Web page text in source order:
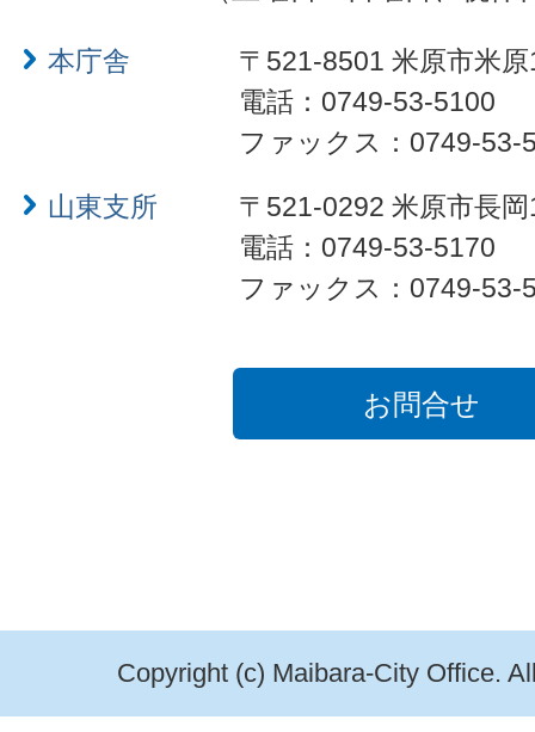
本庁舎
〒521-8501 米原市米
電話：0749-53-5100
ファックス：0749-53-
山東支所
〒521-0292 米原市長
電話：0749-53-5170
ファックス：0749-53-
お問合せ
Copyright (c) Maibara-City Office.